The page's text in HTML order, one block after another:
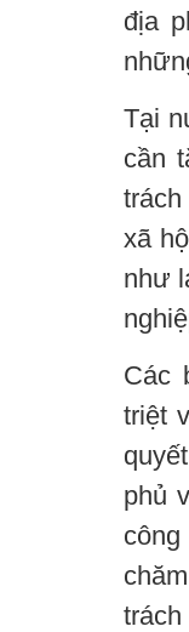
địa
Tại
cần
xã
như
Các
triệt
phủ